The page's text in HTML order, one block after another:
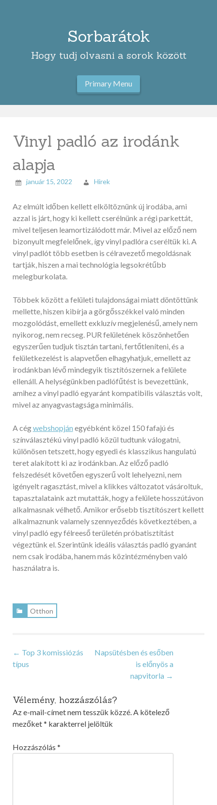
Sorbarátok
Hogy tudj olvasni a sorok között
Primary Menu
Vinyl padló az irodánk
alapja
január 15, 2022 Hirek
Az elmúlt időben kellett elköltöznünk új irodába, ami
azzal is járt, hogy ki kellett cserélnünk a régi parkettát,
mivel teljesen leamortizálódott már. Mivel az előző nem
bizonyult megfelelőnek, így vinyl padlóra cseréltük ki. A
vinyl padlót több esetben is célravezető megoldásnak
tartják, hiszen a mai technológia legsokrétűbb
melegburkolata.
Többek között a felületi tulajdonságai miatt döntöttünk
mellette, hiszen kibírja a görgősszékkel való minden
mozgolódást, emellett exkluzív megjelenésű, amely nem
nyikorog, nem recseg. PUR felületének köszönhetően
egyszerűen tudjuk tisztán tartani, fertőtleníteni, és a
felületkezelést is alapvetően elhagyhatjuk, emellett az
irodánkban lévő mindegyik tisztítószernek a felülete
ellenáll. A helységünkben padlófűtést is bevezettünk,
amihez a vinyl padló egyaránt kompatibilis választás volt,
mivel az anyagvastagsága minimális.
A cégwebshopján egyébként közel 150 fafajú és
színválasztékú vinyl padló közül tudtunk válogatni,
különösen tetszett, hogy egyedi és klasszikus hangulatú
teret alakított ki az irodánkban. Az előző padló
felszedését követően egyszerű volt lehelyezni, nem
igényelt ragasztást, mivel a klikkes változatot vásároltuk,
tapasztalataink azt mutatták, hogy a felülete hosszútávon
alkalmasnak vélhető. Amikor erősebb tisztítószert kellett
alkalmaznunk valamely szennyeződés következtében, a
vinyl padló egy félreeső területén próbatisztítást
végeztünk el. Szerintünk ideális választás padló gyanánt
nem csak irodába, hanem más közintézményben való
használatra is.
Otthon
Post
← Top 3 komissiózás
típus
Napsütésben és esőben
is előnyös a
napvitorla →
Vélemény, hozzászólás?
Az e-mail-címet nem tesszük közzé.A kötelező
mezőket* karakterrel jelöltük
Hozzászólás *